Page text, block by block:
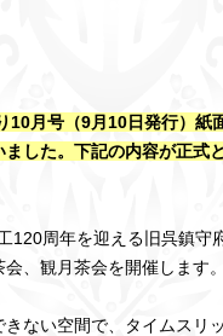
10月号（9月10日発行）紙
ました。下記の内容が正式
120周年を迎える旧呉鎮守
、観月茶会を開催します。
きない空間で、タイムスリ